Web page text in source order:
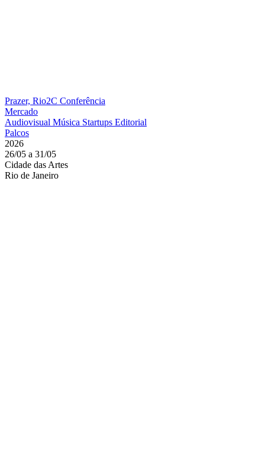
Prazer, Rio2C Conferência
Mercado
Audiovisual Música Startups Editorial
Palcos
2026
26/05 a 31/05
Cidade das Artes
Rio de Janeiro